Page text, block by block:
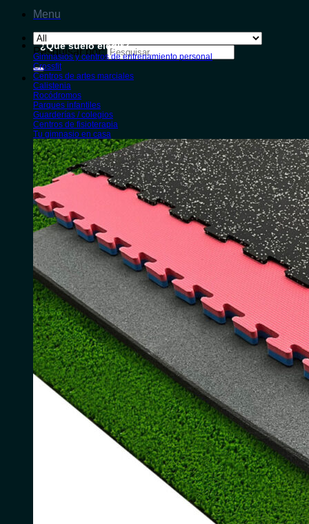
Menu
Pesquisar por:
¿Qué suelo elegir?
Gimnasios y centros de entrenamiento personal
Crossfit
Centros de artes marciales
Calistenia
Rocódromos
Parques infantiles
Guarderías / colegios
Centros de fisioterapia
Tu gimnasio en casa